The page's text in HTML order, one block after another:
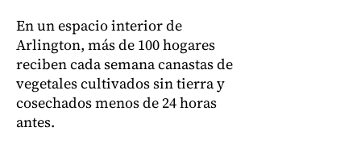
En un espacio interior de
Arlington, más de 100 hogares
reciben cada semana canastas de
vegetales cultivados sin tierra y
cosechados menos de 24 horas
antes.